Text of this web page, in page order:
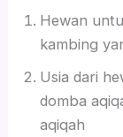
Hewan
kambing
Usia dari
domba
aqiqah